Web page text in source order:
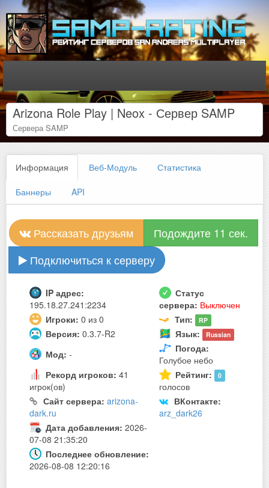
Arizona Role Play | Neox - Сервер SAMP
Сервера SAMP
Информация Веб-Модуль Статистика
Баннеры API
Рассказать друзьям
Подождите 10 сек.
Подключиться к серверу
IP адрес:
195.18.27.241:2234
Статус
сервера: Выключен
Игроки: 0 из 0 Тип: RP
Версия: 0.3.7-R2 Язык: Russian
Мод: -
Погода:
Голубое небо
Рекорд игроков: 41
игрок(ов)
Рейтинг: 0
голосов
Сайт сервера: arizona-
dark.ru
ВКонтакте:
arz_dark26
Дата добавления: 2026-
07-08 21:35:20
Последнее обновление:
2026-08-08 12:20:16